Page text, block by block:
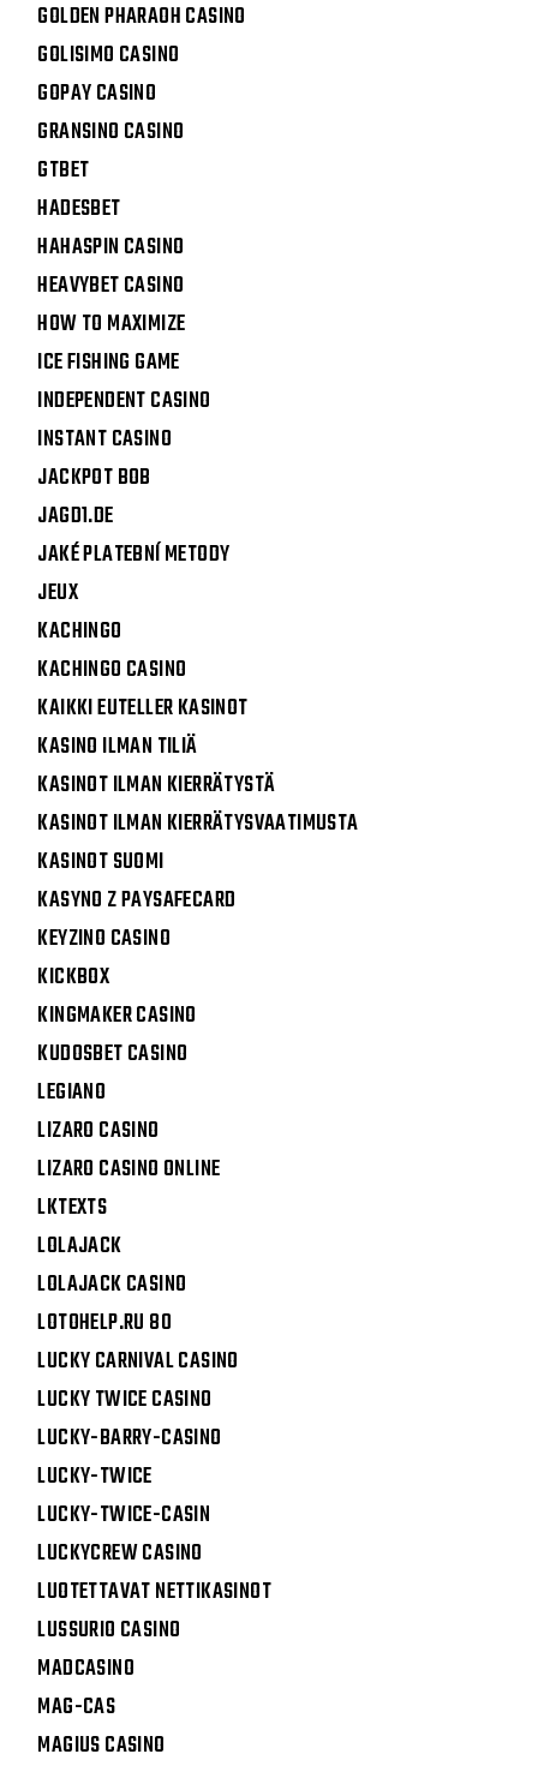
GOLDEN PHARAOH CASINO
GOLISIMO CASINO
GOPAY CASINO
GRANSINO CASINO
GTBET
HADESBET
HAHASPIN CASINO
HEAVYBET CASINO
HOW TO MAXIMIZE
ICE FISHING GAME
INDEPENDENT CASINO
INSTANT CASINO
JACKPOT BOB
JAGD1.DE
JAKÉ PLATEBNÍ METODY
JEUX
KACHINGO
KACHINGO CASINO
KAIKKI EUTELLER KASINOT
KASINO ILMAN TILIÄ
KASINOT ILMAN KIERRÄTYSTÄ
KASINOT ILMAN KIERRÄTYSVAATIMUSTA
KASINOT SUOMI
KASYNO Z PAYSAFECARD
KEYZINO CASINO
KICKBOX
KINGMAKER CASINO
KUDOSBET CASINO
LEGIANO
LIZARO CASINO
LIZARO CASINO ONLINE
LKTEXTS
LOLAJACK
LOLAJACK CASINO
LOTOHELP.RU 80
LUCKY CARNIVAL CASINO
LUCKY TWICE CASINO
LUCKY-BARRY-CASINO
LUCKY-TWICE
LUCKY-TWICE-CASIN
LUCKYCREW CASINO
LUOTETTAVAT NETTIKASINOT
LUSSURIO CASINO
MADCASINO
MAG-CAS
MAGIUS CASINO